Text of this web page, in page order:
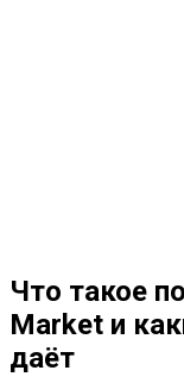
Что такое
Market и
даёт